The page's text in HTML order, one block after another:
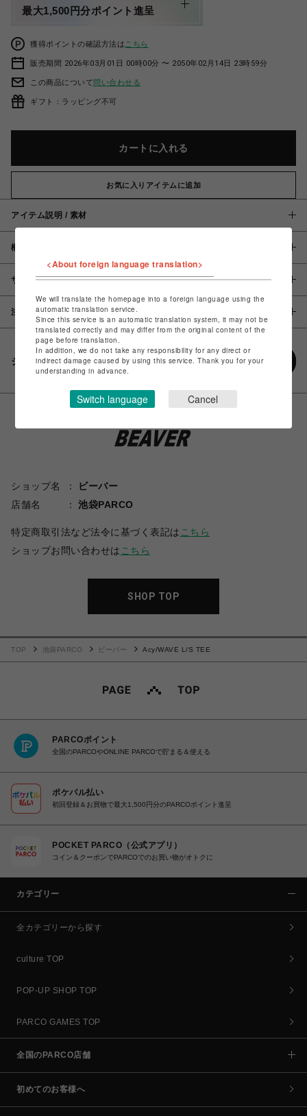
最大1,500円分ポイント進呈
獲得ポイントの確認方法は こちら
販売期間 2026年03月01日 00時00分 〜 2050年02月14日 23時59分
この商品について問い合わせる
ギフト：ラッピング不可
カートに入れる
お気に入りアイテムに追加
アイテム説明 / 素材
概要
サイズ
注意事項
シェアする
ショップ名
ビーバー
店舗名
池袋PARCO
特定商取引法など法令に基づく表記は こちら
ショップお問い合わせは こちら
SHOP TOP
TOP 池袋PARCO ビーバー Acy/WAVE L/S TEE
PARCOポイント
全国のPARCOやONLINE PARCOで貯まる＆使える
ポケパル払い
初回登録＆お買物で最大1,500円分のPARCOポイント進呈
POCKET PARCO（公式アプリ）
コイン＆クーポンでPARCOでのお買い物がオトクに
カテゴリー
全カテゴリーから探す
culture TOP
POP-UP SHOP TOP
PARCO GAMES TOP
全国のPARCO店舗
初めてのお客様へ
<About foreign language translation>
We will translate the homepage into a foreign language using the
automatic translation service.
Since this service is an automatic translation system, it may not be
translated correctly and may differ from the original content of the
page before translation.
In addition, we do not take any responsibility for any direct or
indirect damage caused by using this service. Thank you for your
understanding in advance.
Switch language Cancel